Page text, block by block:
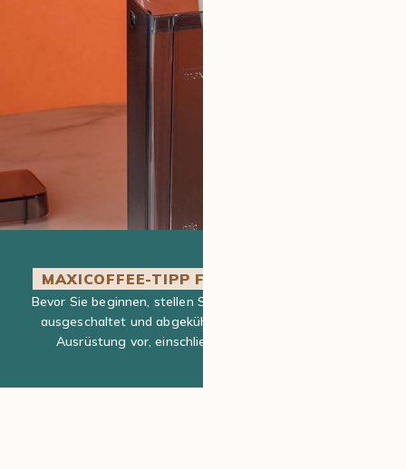
MAXICOFFEE-TIPP FÜR MEHR EFFIZIENZ
Bevor Sie beginnen, stellen Sie sicher, dass Ihre Maschine
ausgeschaltet und abgekühlt ist, und bereiten Sie Ihre
Ausrüstung vor, einschließlich Entkalkungsmittel.